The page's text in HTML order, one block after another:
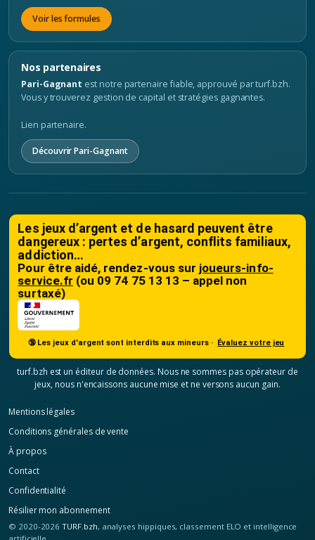
Voir les formules
Nos partenaires
Pari-Gagnant est notre partenaire fiable, approuvé par turf.bzh.
Vous y trouverez gestion de capital et stratégies gagnantes.
Lien partenaire.
Découvrir Pari-Gagnant
Les jeux d’argent et de hasard peuvent être
dangereux : pertes d’argent, conflits familiaux,
addiction…
Pour être aidé, rendez-vous sur joueurs-info-
service.fr (ou 09 74 75 13 13 – appel non
surtaxé)
🔞 Les jeux d'argent sont interdits aux mineurs · Évaluez votre jeu
turf.bzh est un éditeur de données. Nous ne sommes pas opérateur de
jeux, nous n'encaissons aucune mise et ne versons aucun gain.
Mentions légales
Conditions générales de vente
À propos
Contact
Confidentialité
Résilier mon abonnement
© 2020-2026TURF.bzh, analyses hippiques, classement ELO et intelligence